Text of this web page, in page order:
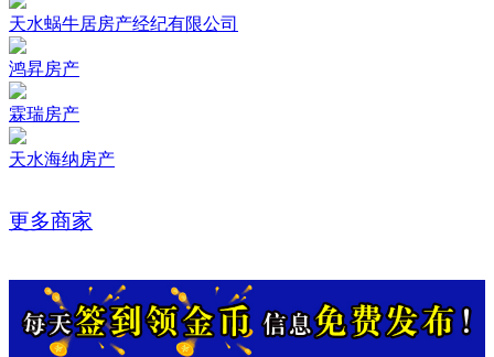
天水蜗牛居房产经纪有限公司
鸿昇房产
霖瑞房产
天水海纳房产
更多商家